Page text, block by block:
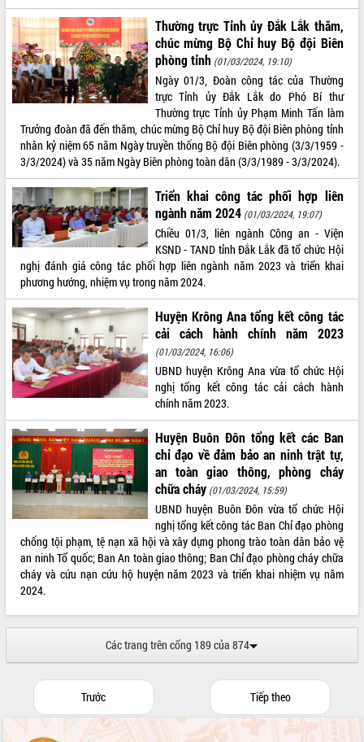
Thường trực Tỉnh ủy Đắk Lắk thăm,
chúc mừng Bộ Chỉ huy Bộ đội Biên
phòng tỉnh (01/03/2024, 19:10)
Ngày 01/3, Đoàn công tác của Thường
trực Tỉnh ủy Đắk Lắk do Phó Bí thư
Thường trực Tỉnh ủy Phạm Minh Tấn làm
Trưởng đoàn đã đến thăm, chúc mừng Bộ Chỉ huy Bộ đội Biên phòng tỉnh
nhân kỷ niệm 65 năm Ngày truyền thống Bộ đội Biên phòng (3/3/1959 -
3/3/2024) và 35 năm Ngày Biên phòng toàn dân (3/3/1989 - 3/3/2024).
Triển khai công tác phối hợp liên
ngành năm 2024 (01/03/2024, 19:07)
Chiều 01/3, liên ngành Công an - Viện
KSND - TAND tỉnh Đắk Lắk đã tổ chức Hội
nghị đánh giá công tác phối hợp liên ngành năm 2023 và triển khai
phương hướng, nhiệm vụ trong năm 2024.
Huyện Krông Ana tổng kết công tác
cải cách hành chính năm 2023
(01/03/2024, 16:06)
UBND huyện Krông Ana vừa tổ chức Hội
nghị tổng kết công tác cải cách hành
chính năm 2023.
Huyện Buôn Đôn tổng kết các Ban
chỉ đạo về đảm bảo an ninh trật tự,
an toàn giao thông, phòng cháy
chữa cháy (01/03/2024, 15:59)
UBND huyện Buôn Đôn vừa tổ chức Hội
nghị tổng kết công tác Ban Chỉ đạo phòng
chống tội phạm, tệ nạn xã hội và xây dựng phong trào toàn dân bảo vệ
an ninh Tổ quốc; Ban An toàn giao thông; Ban Chỉ đạo phòng cháy chữa
cháy và cứu nạn cứu hộ huyện năm 2023 và triển khai nhiệm vụ năm
2024.
Các trang trên cổng 189 của 874
Trước Tiếp theo